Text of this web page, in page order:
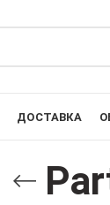
ДОСТАВКА